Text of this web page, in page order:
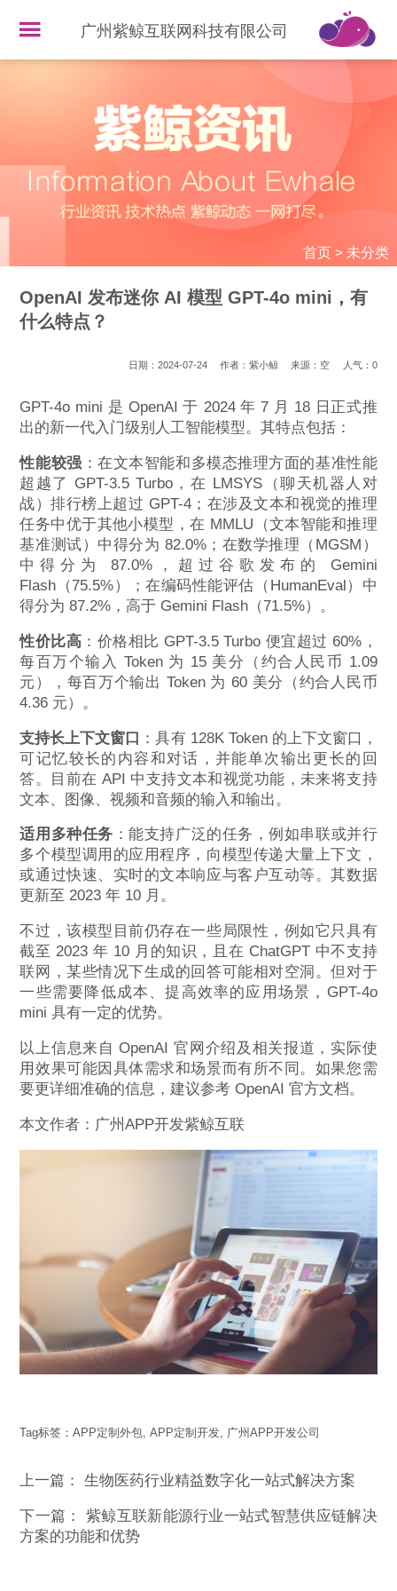
广州紫鲸互联网科技有限公司
首页> 未分类
OpenAI 发布迷你 AI 模型 GPT-4o mini，有
什么特点？
日期：2024-07-24 作者：紫小鲸 来源：空 人气： 0
GPT-4o mini 是 OpenAI 于 2024 年 7 月 18 日正式推
出的新一代入门级别人工智能模型。其特点包括：
性能较强 ：在文本智能和多模态推理方面的基准性能
超越了 GPT-3.5 Turbo，在 LMSYS（聊天机器人对
战）排行榜上超过 GPT-4；在涉及文本和视觉的推理
任务中优于其他小模型，在 MMLU（文本智能和推理
基准测试）中得分为 82.0%；在数学推理（MGSM）
中得分为 87.0%，超过谷歌发布的 Gemini
Flash（75.5%）；在编码性能评估（HumanEval）中
得分为 87.2%，高于 Gemini Flash（71.5%）。
性价比高 ：价格相比 GPT-3.5 Turbo 便宜超过 60%，
每百万个输入 Token 为 15 美分（约合人民币 1.09
元），每百万个输出 Token 为 60 美分（约合人民币
4.36 元）。
支持长上下文窗口 ：具有 128K Token 的上下文窗口，
可记忆较长的内容和对话，并能单次输出更长的回
答。目前在 API 中支持文本和视觉功能，未来将支持
文本、图像、视频和音频的输入和输出。
适用多种任务 ：能支持广泛的任务，例如串联或并行
多个模型调用的应用程序，向模型传递大量上下文，
或通过快速、实时的文本响应与客户互动等。其数据
更新至 2023 年 10 月。
不过，该模型目前仍存在一些局限性，例如它只具有
截至 2023 年 10 月的知识，且在 ChatGPT 中不支持
联网，某些情况下生成的回答可能相对空洞。但对于
一些需要降低成本、提高效率的应用场景，GPT-4o
mini 具有一定的优势。
以上信息来自 OpenAI 官网介绍及相关报道，实际使
用效果可能因具体需求和场景而有所不同。如果您需
要更详细准确的信息，建议参考 OpenAI 官方文档。
本文作者：广州APP开发紫鲸互联
Tag标签：APP定制外包 ,APP定制开发 广州APP开发公司
上一篇：生物医药行业精益数字化一站式解决方案
下一篇： 紫鲸互联新能源行业一站式智慧供应链解决
方案的功能和优势